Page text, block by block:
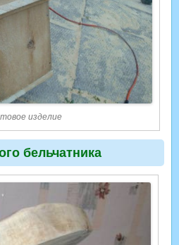
изделие
бельчатника